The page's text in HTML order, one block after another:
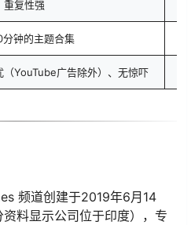
重复性强
钟的主题合集
（YouTube广告除外）、无惊吓
频道创建于2019年6月14
料显示公司位于印度），专